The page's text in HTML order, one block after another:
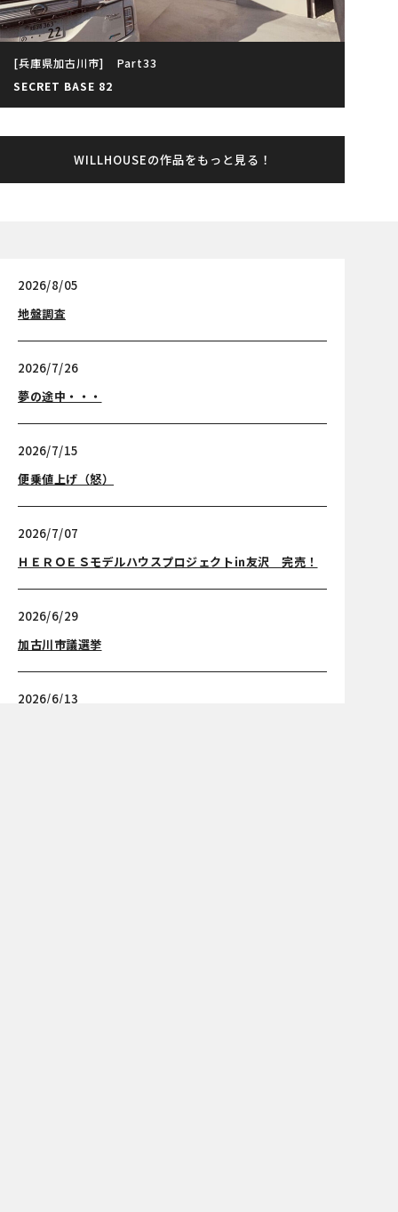
[兵庫県加古川市]
Part33
SECRET BASE 82
WILLHOUSEの作品をもっと見る！
2026/8/05
地盤調査
2026/7/26
夢の途中・・・
2026/7/15
便乗値上げ（怒）
2026/7/07
ＨＥＲＯＥＳモデルハウスプロジェクト㏌友沢 完売！
2026/6/29
加古川市議選挙
2026/6/13